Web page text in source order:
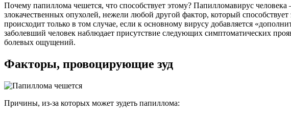
Почему папиллома чешется, что способствует этому? Папилломавирус
злокачественных опухолей, нежели любой другой фактор, который
происходит только в том случае, если к основному вирусу добавляется
заболевший человек наблюдает присутствие следующих симптоматических
болевых ощущений.
Факторы, провоцирующие зуд
Причины, из-за которых может зудеть папиллома: